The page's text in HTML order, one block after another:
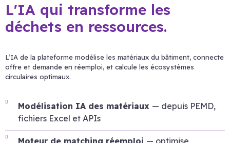
L'IA qui transforme les
déchets en ressources.
L’IA de la plateforme modélise les matériaux du bâtiment, connecte
offre et demande en réemploi, et calcule les écosystèmes
circulaires optimaux.
Modélisation IA des matériaux — depuis PEMD,
fichiers Excel et APIs
Moteur de matching réemploi — optimise